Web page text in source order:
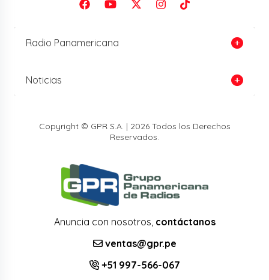
Radio Panamericana
Noticias
Copyright © GPR S.A. | 2026 Todos los Derechos
Reservados.
Anuncia con nosotros, contáctanos
ventas@gpr.pe
+51 997-566-067